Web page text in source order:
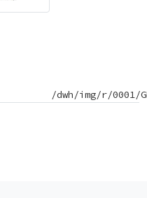
/dwh/img/r/0001/